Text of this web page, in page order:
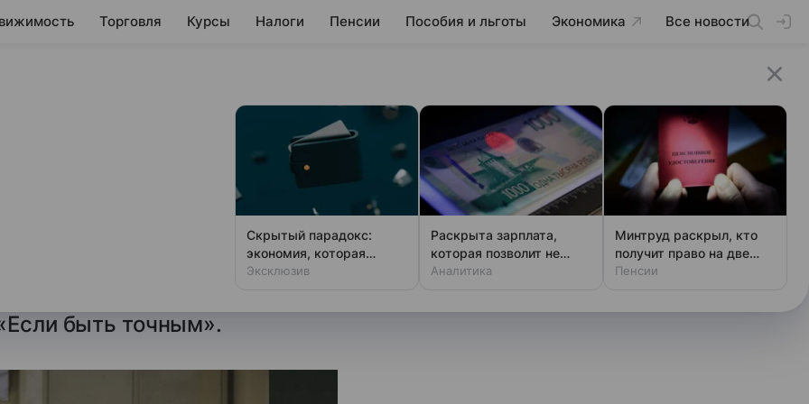
Торговля Курсы Налоги Пенсии Пособия и льготы Экономика Все новости
в российских
на
быть точным».
Скрытый парадокс:
экономия, которая
разоряет россиян
Эксклюзив
Раскрыта зарплата,
которая позволит не
чувствовать зависти
Аналитика
Минтруд раскрыл, кто
получит право на две
пенсии
Пенсии